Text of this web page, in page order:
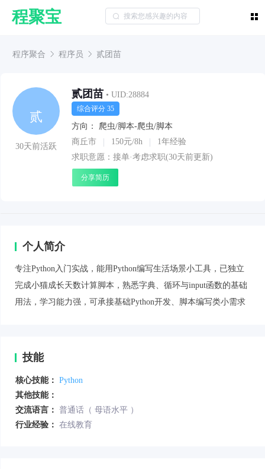
程聚宝
程序聚合 程序员 贰团苗
贰
30天前活跃
贰团苗 • UID:28884
综合评分 35
方向： 爬虫/脚本-爬虫/脚本
商丘市
150元/8h
1年经验
求职意愿：接单·考虑求职(30天前更新)
分享简历
个人简介
专注Python入门实战，能用Python编写生活场景小工具，已独立
完成小猫成长天数计算脚本，熟悉字典、循环与input函数的基础
用法，学习能力强，可承接基础Python开发、脚本编写类小需求
技能
核心技能： Python
其他技能：
交流语言： 普通话（ 母语水平 ）
行业经验： 在线教育